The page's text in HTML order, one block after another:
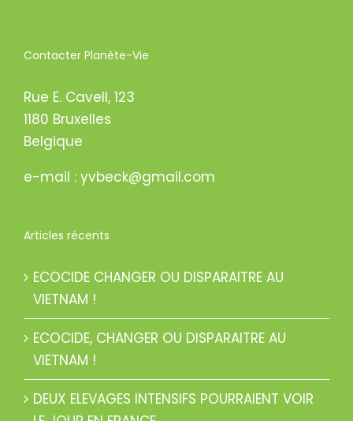
Contacter Planète-Vie
Rue E. Cavell, 123
1180 Bruxelles
Belgique
e-mail : yvbeck@gmail.com
Articles récents
ECOCIDE CHANGER OU DISPARAITRE AU
VIETNAM !
ECOCIDE, CHANGER OU DISPARAITRE AU
VIETNAM !
DEUX ELEVAGES INTENSIFS POURRAIENT VOIR